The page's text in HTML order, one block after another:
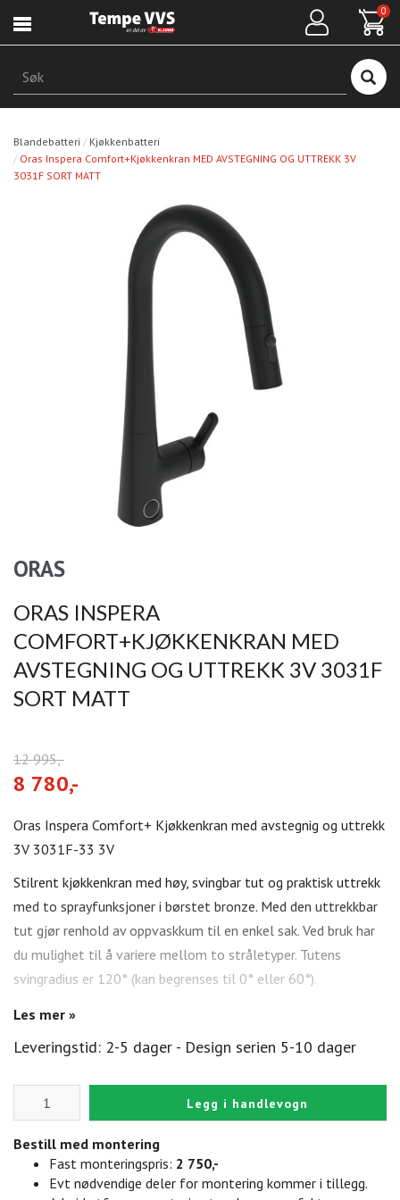
hovedinnhold
0
Søk
Blandebatteri
Kjøkkenbatteri
Oras Inspera Comfort+Kjøkkenkran MED AVSTEGNING OG UTTREKK 3V
3031F SORT MATT
ORAS
ORAS INSPERA
COMFORT+KJØKKENKRAN MED
AVSTEGNING OG UTTREKK 3V 3031F
SORT MATT
12 995,-
8 780,-
Oras Inspera Comfort+ Kjøkkenkran med avstegnig og uttrekk
3V 3031F-33 3V
Stilrent kjøkkenkran med høy, svingbar tut og praktisk uttrekk
med to sprayfunksjoner i børstet bronze. Med den uttrekkbar
tut gjør renhold av oppvaskkum til en enkel sak. Ved bruk har
du mulighet til å variere mellom to stråletyper. Tutens
svingradius er 120° (kan begrenses til 0° eller 60°).
Kranen har også en sikkerhetsfunksjon til oppvaskmaskin, som
Svingbar tut, Uttrekkbar med dusj, Svingbar med
begrensning
Ettgrepshendel, Varmt/kaldt symbol (kaldt rett frem =
trygt i forhold til mindre barn)
Les mer »
Leveringstid: 2-5 dager - Design serien 5-10 dager
Legg i handlevogn
Bestill med montering
Fast monteringspris: 2 750,-
Evt nødvendige deler for montering kommer i tillegg.